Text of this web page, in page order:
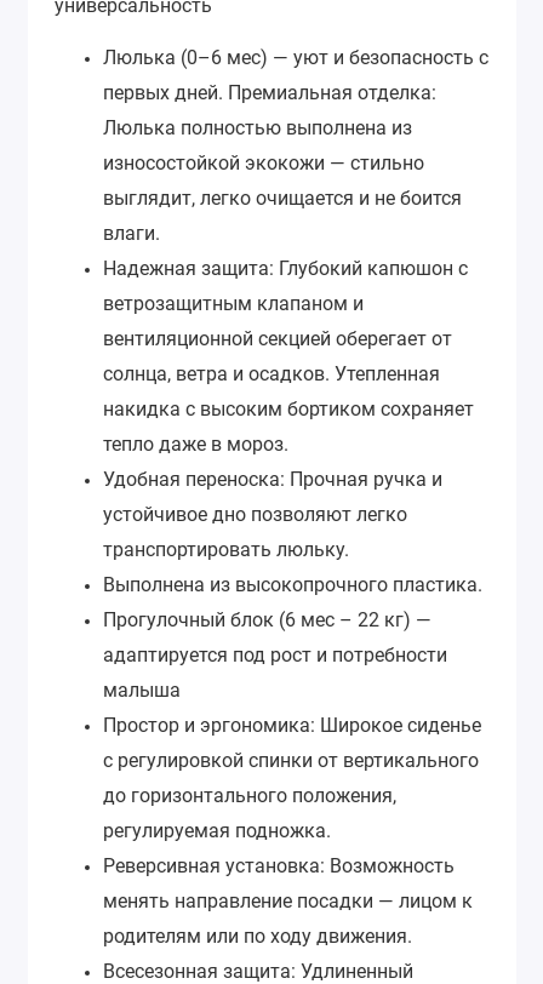
универсальность
Люлька (0–6 мес) — уют и безопасность с
первых дней. Премиальная отделка:
Люлька полностью выполнена из
износостойкой экокожи — стильно
выглядит, легко очищается и не боится
влаги.
Надежная защита: Глубокий капюшон с
ветрозащитным клапаном и
вентиляционной секцией оберегает от
солнца, ветра и осадков. Утепленная
накидка с высоким бортиком сохраняет
тепло даже в мороз.
Удобная переноска: Прочная ручка и
устойчивое дно позволяют легко
транспортировать люльку.
Выполнена из высокопрочного пластика.
Прогулочный блок (6 мес – 22 кг) —
адаптируется под рост и потребности
малыша
Простор и эргономика: Широкое сиденье
с регулировкой спинки от вертикального
до горизонтального положения,
регулируемая подножка.
Реверсивная установка: Возможность
менять направление посадки — лицом к
родителям или по ходу движения.
Всесезонная защита: Удлиненный